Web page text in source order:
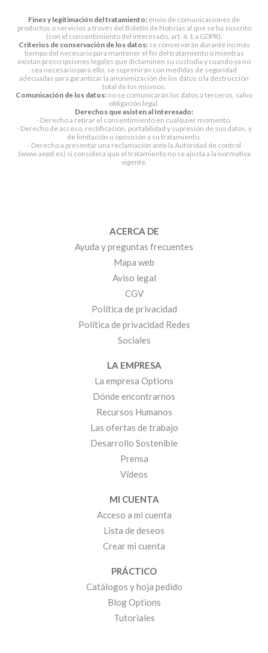
Fines y legitimación del tratamiento: envío de comunicaciones de
productos o servicios a través del Boletín de Noticias al que se ha suscrito
(con el consentimiento del interesado, art. 6.1.a GDPR).
Criterios de conservación de los datos:se conservarán durante no más
tiempo del necesario para mantener el fin del tratamiento o mientras
existan prescripciones legales que dictaminen su custodia y cuando ya no
sea necesario para ello, se suprimirán con medidas de seguridad
adecuadas para garantizar la anonimización de los datos o la destrucción
total de los mismos.
Comunicación de los datos: no se comunicarán los datos a terceros, salvo
obligación legal.
Derechos que asisten al Interesado:
- Derecho a retirar el consentimiento en cualquier momento.
- Derecho de acceso, rectificación, portabilidad y supresión de sus datos, y
de limitación u oposición a su tratamiento.
- Derecho a presentar una reclamación ante la Autoridad de control
(www.aepd.es) si considera que el tratamiento no se ajusta a la normativa
vigente.
ACERCA DE
Ayuda y preguntas frecuentes
Mapa web
Aviso legal
CGV
Política de privacidad
Política de privacidad Redes
Sociales
LA EMPRESA
La empresa Options
Dónde encontrarnos
Recursos Humanos
Las ofertas de trabajo
Desarrollo Sostenible
Prensa
Vídeos
MI CUENTA
Acceso a mi cuenta
Lista de deseos
Crear mi cuenta
PRÁCTICO
Catálogos y hoja pedido
Blog Options
Tutoriales